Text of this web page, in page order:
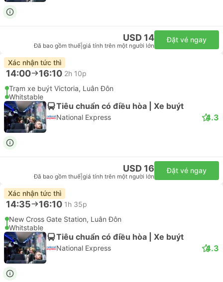
USD 14
Đã bao gồm thuế giá tính trên một người lớn
Đặt vé ngay
Xác nhận tức thì
14:00 16:10 2h 10p
Trạm xe buýt Victoria, Luân Đôn
Whitstable
Tiêu chuẩn có điều hòa | Xe buýt
National Express 4.3
USD 16
Đã bao gồm thuế giá tính trên một người lớn
Đặt vé ngay
Xác nhận tức thì
14:35 16:10 1h 35p
New Cross Gate Station, Luân Đôn
Whitstable
Tiêu chuẩn có điều hòa | Xe buýt
National Express 4.3